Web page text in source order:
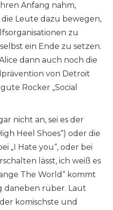
Anfang nahm,
Leute dazu bewegen,
zu
ein Ende zu setzen.
dann auch noch die
von Detroit
Rocker „Social
nicht an, sei es der
Heel Shoes“) oder die
„I Hate you“, oder bei
lässt, ich weiß es
The World“ kommt
daneben rüber. Laut
komischste und